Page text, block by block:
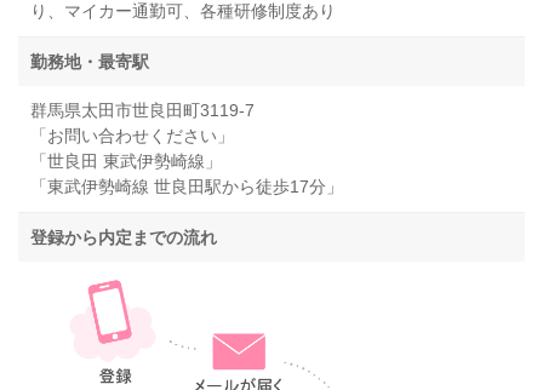
り、マイカー通勤可、各種研修制度あり
勤務地・最寄駅
群馬県太田市世良田町3119-7
「お問い合わせください」
「世良田 東武伊勢崎線」
「東武伊勢崎線 世良田駅から徒歩17分」
登録から内定までの流れ